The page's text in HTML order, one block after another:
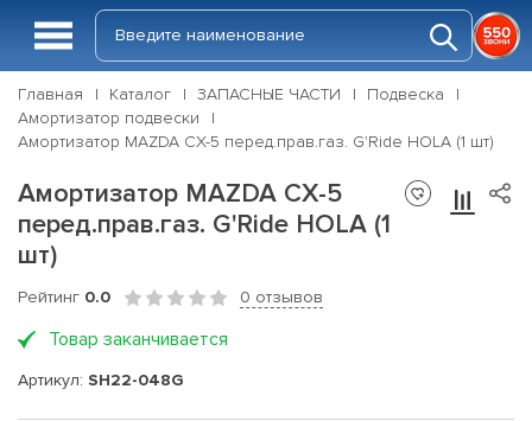
Главная Каталог ЗАПАСНЫЕ ЧАСТИ
Подвеска
Амортизатор подвески
Амортизатор MAZDA CX-5 перед.прав.газ. G'Ride HOLA (1 шт)
Амортизатор MAZDA CX-5
перед.прав.газ. G'Ride HOLA (1
шт)
Рейтинг 0.0 0 отзывов
Товар заканчивается
Артикул: SH22-048G